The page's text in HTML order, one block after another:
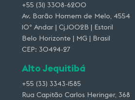
+55 (31) 3308-6200
Av. Barão Homem de Melo, 4554
10º Andar | Cj.1002B | Estoril
Belo Horizonte | MG | Brasil
CEP: 30494-27
Alto Jequitibá
+55 (33) 3343-1585
Rua Capitão Carlos Heringer, 368